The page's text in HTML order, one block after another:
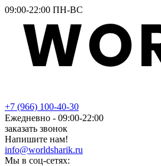
09:00-22:00 ПН-ВС
+7 (966) 100-40-30
Ежедневно - 09:00-22:00
заказать звонок
Напишите нам!
info@worldsharik.ru
Мы в соц-сетях: